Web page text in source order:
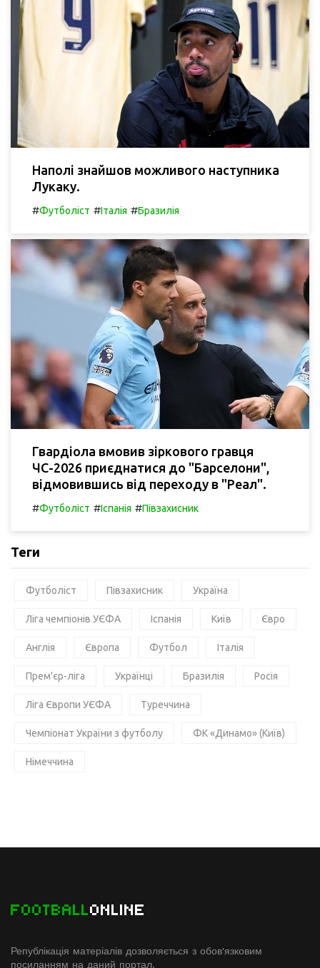
Наполі знайшов можливого наступника
Лукаку.
#Футболіст #Італія #Бразилія
Гвардіола вмовив зіркового гравця
ЧС-2026 приєднатися до "Барселони",
відмовившись від переходу в "Реал".
#Футболіст #Іспанія #Півзахисник
Теги
Футболіст Півзахисник Україна
Ліга чемпіонів УЄФА Іспанія Київ Євро
Англія Європа Футбол Італія
Прем'єр-ліга Українці Бразилія Росія
Ліга Європи УЄФА Туреччина
Чемпіонат України з футболу ФК «Динамо» (Київ)
Німеччина
FOOTBALLONLINE
Републікація матеріалів дозволяється з обов'язковим
посиланням на даний портал.